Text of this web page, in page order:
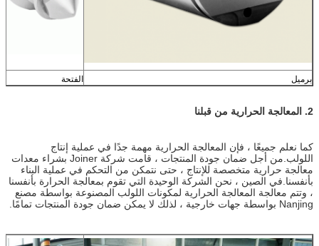
إرسال
برميل الفتحة
2. المعالجة الحرارية من قبلنا
كما نعلم جميعًا ، فإن المعالجة الحرارية مهمة جدًا في عملية إنتاج
اللولب.من أجل ضمان جودة المنتجات ، قامت شركة Joiner بشراء معدات
معالجة حرارية متخصصة للإنتاج ، حتى نتمكن من التحكم في عملية البناء
بأنفسنا.في الصين ، نحن الشركة الوحيدة التي تقوم بمعالجة الحرارة بأنفسنا
، وتتم معالجة المعالجة الحرارية لمكونات اللولب المصنوعة بواسطة مصنع
Nanjing بواسطة جهات خارجية ، لذلك لا يمكن ضمان جودة المنتجات تمامًا.